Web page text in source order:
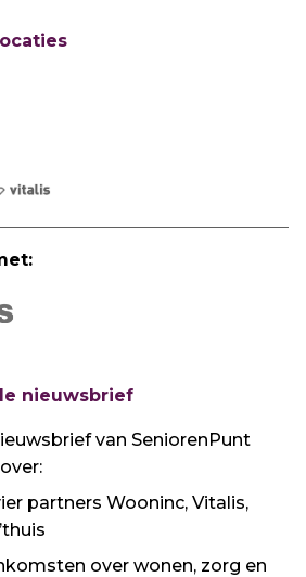
nieuwsbrief
van SeniorenPunt
partners Wooninc, Vitalis,
over wonen, zorg en